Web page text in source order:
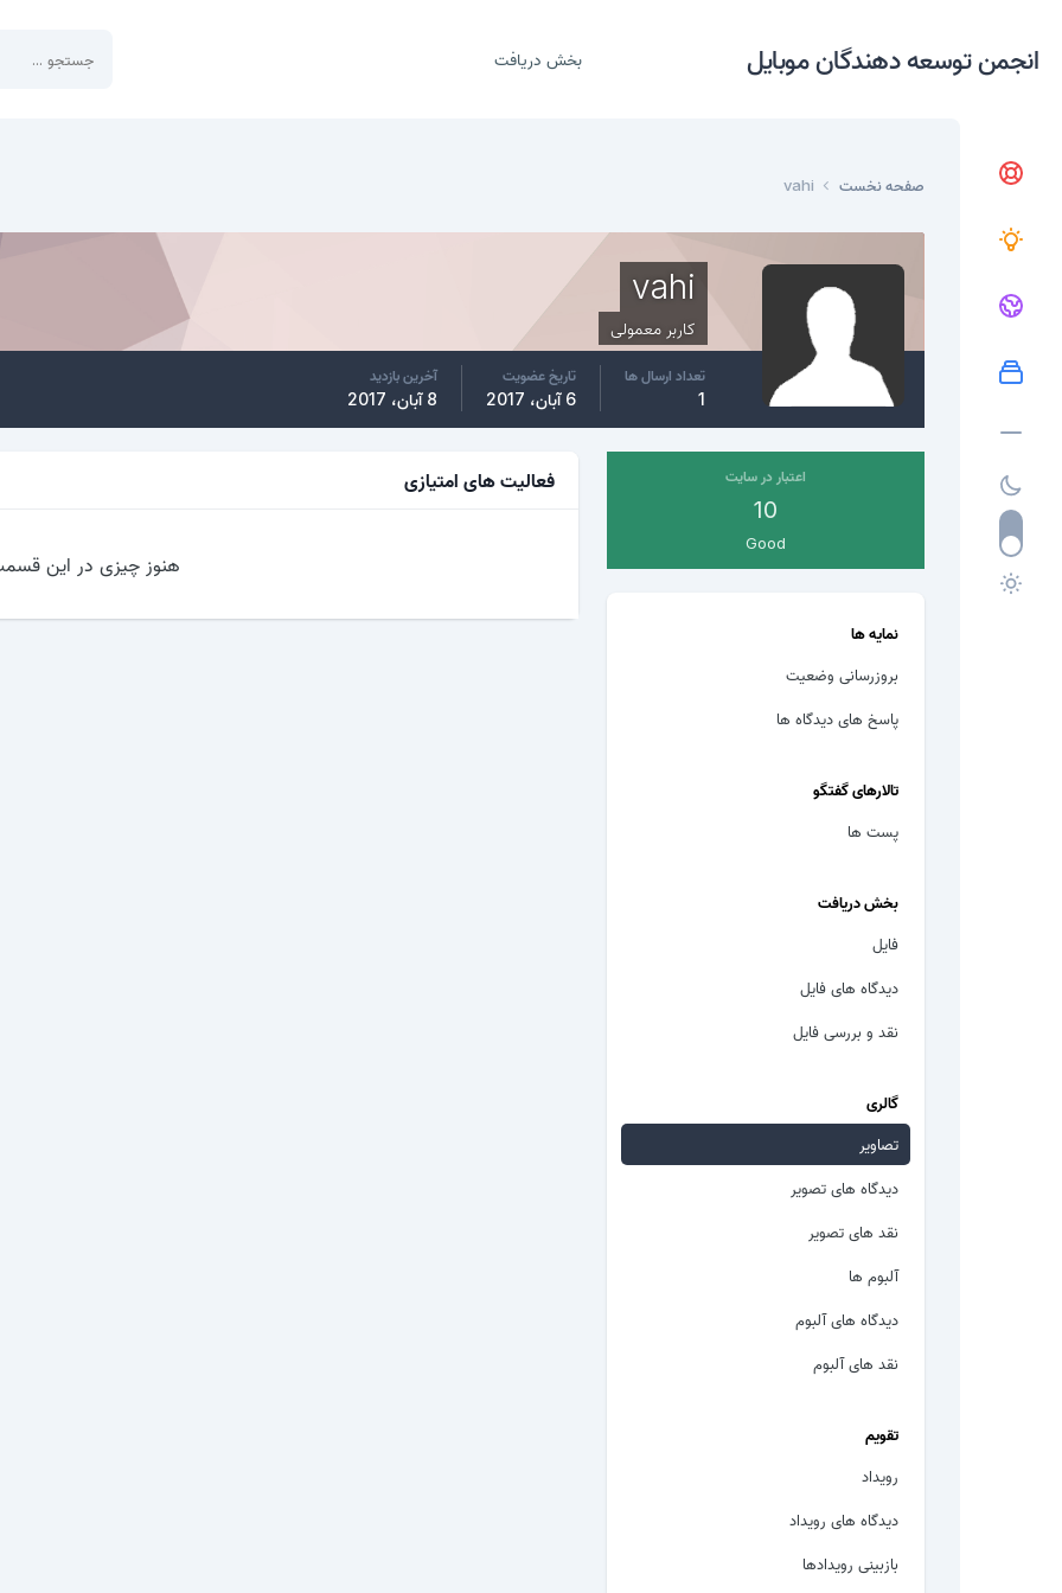
انجمن توسعه دهندگان موبایل بخش دریافت
صفحه نخست vahi
vahi
کاربر معمولی
تعداد ارسال ها
1
تاریخ عضویت
6 آبان، 2017
آخرین بازدید
8 آبان، 2017
اعتبار در سایت
10
Good
نمایه ها
بروزرسانی وضعیت
پاسخ های دیدگاه ها
تالارهای گفتگو
پست ها
بخش دریافت
فایل
دیدگاه های فایل
نقد و بررسی فایل
گالری
تصاویر
دیدگاه های تصویر
نقد های تصویر
آلبوم ها
دیدگاه های آلبوم
نقد های آلبوم
تقویم
رویداد
دیدگاه های رویداد
بازبینی رویدادها
فعالیت های امتیازی
هنوز چیزی در این